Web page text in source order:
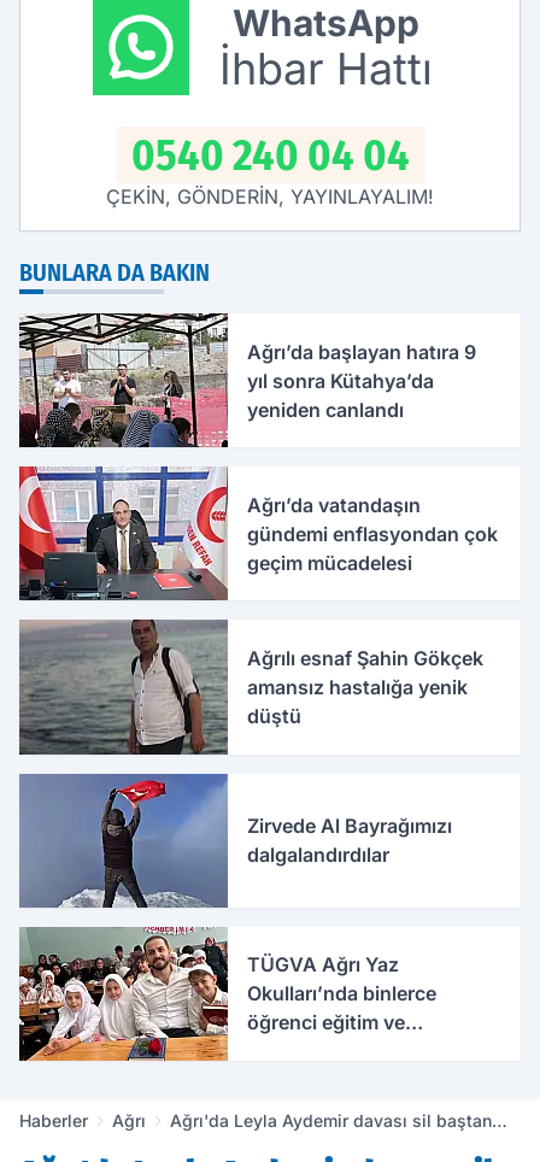
WhatsApp
İhbar Hattı
0540 240 04 04
ÇEKİN, GÖNDERİN, YAYINLAYALIM!
BUNLARA DA BAKIN
Ağrı’da başlayan hatıra 9
yıl sonra Kütahya’da
yeniden canlandı
Ağrı’da vatandaşın
gündemi enflasyondan çok
geçim mücadelesi
Ağrılı esnaf Şahin Gökçek
amansız hastalığa yenik
düştü
Zirvede Al Bayrağımızı
dalgalandırdılar
TÜGVA Ağrı Yaz
Okulları’nda binlerce
öğrenci eğitim ve
Haberler Ağrı
Ağrı'da Leyla Aydemir davası sil baştan